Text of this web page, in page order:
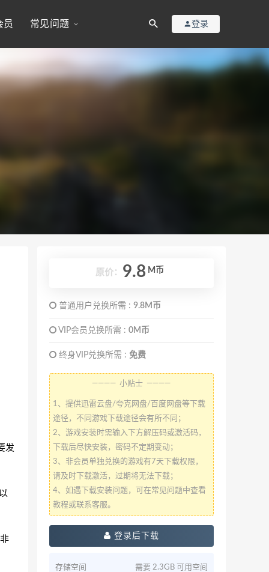
员 常见问题 登录
发
原价： 9.8 M币
普通用户兑换所需 : 9.8M币
VIP会员兑换所需 : 0M币
终身VIP兑换所需 : 免费
———— 小贴士 ————
1、提供迅雷云盘/夸克网盘/百度网盘等下载
途径，不同游戏下载途径会有所不同；
2、游戏安装时需输入下方解压码或激活码，
下载后尽快安装，密码不定期变动；
3、非会员单独兑换的游戏有7天下载权限，
请及时下载激活，过期将无法下载；
4、如遇下载安装问题，可在常见问题中查看
教程或联系客服。
登录后下载
存储空间 需要 2.3GB 可用空间